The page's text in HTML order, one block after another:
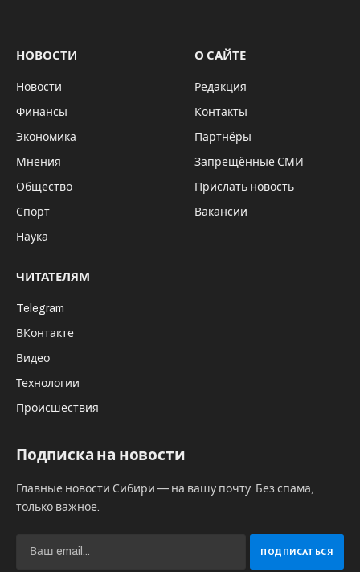
НОВОСТИ
Новости
Финансы
Экономика
Мнения
Общество
Спорт
Наука
О САЙТЕ
Редакция
Контакты
Партнёры
Запрещённые СМИ
Прислать новость
Вакансии
ЧИТАТЕЛЯМ
Telegram
ВКонтакте
Видео
Технологии
Происшествия
Подписка на новости
Главные новости Сибири — на вашу почту. Без спама,
только важное.